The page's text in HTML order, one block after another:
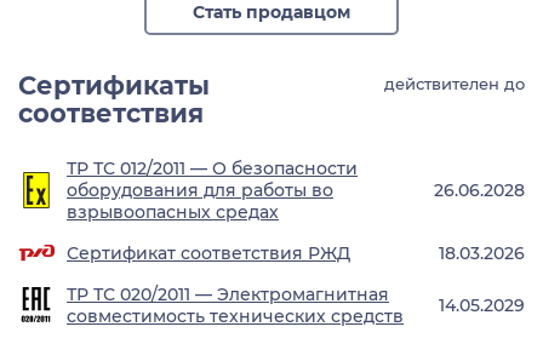
Стать продавцом
Сертификаты
соответствия
действителен до
ТР ТС 012/2011 — О безопасности
оборудования для работы во
взрывоопасных средах
26.06.2028
Сертификат соответствия РЖД
18.03.2026
ТР ТС 020/2011 — Электромагнитная
совместимость технических средств
14.05.2029